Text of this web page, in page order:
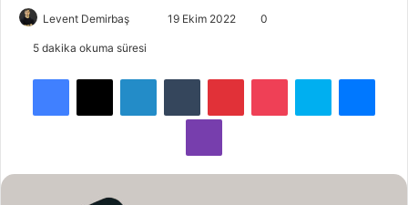
Levent Demirbaş
göndermek
19 Ekim 2022 0
5 dakika okuma süresi
Facebook
X LinkedInTumblr PinterestPocket Skype
Viber